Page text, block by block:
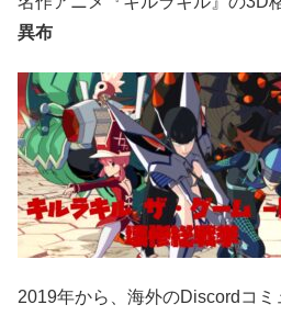
異布
2019年から、海外のDiscordコ